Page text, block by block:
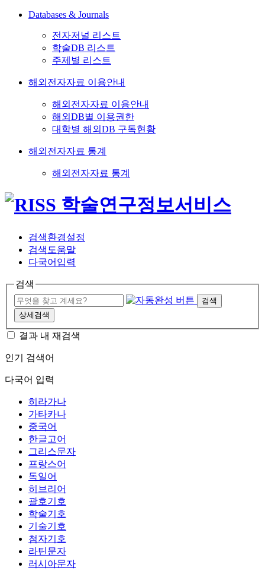
Databases & Journals
전자저널 리스트
학술DB 리스트
주제별 리스트
해외전자자료 이용안내
해외전자자료 이용안내
해외DB별 이용권한
대학별 해외DB 구독현황
해외전자자료 통계
해외전자자료 통계
검색환경설정
검색도움말
다국어입력
검색
검색
상세검색
결과 내 재검색
인기 검색어
다국어 입력
히라가나
가타카나
중국어
한글고어
그리스문자
프랑스어
독일어
히브리어
괄호기호
학술기호
기술기호
첨자기호
라틴문자
러시아문자